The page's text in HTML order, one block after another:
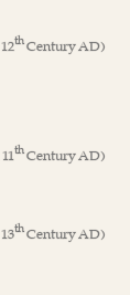
thCentury AD)
thCentury AD)
thCentury AD)